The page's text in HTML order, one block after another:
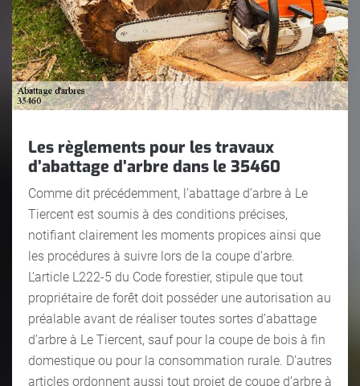
Les règlements pour les travaux
d’abattage d’arbre dans le 35460
Comme dit précédemment, l’abattage d’arbre à Le
Tiercent est soumis à des conditions précises,
notifiant clairement les moments propices ainsi que
les procédures à suivre lors de la coupe d’arbre.
L’article L222-5 du Code forestier, stipule que tout
propriétaire de forêt doit posséder une autorisation au
préalable avant de réaliser toutes sortes d’abattage
d’arbre à Le Tiercent, sauf pour la coupe de bois à fin
domestique ou pour la consommation rurale. D’autres
articles ordonnent aussi tout projet de coupe d’arbre à